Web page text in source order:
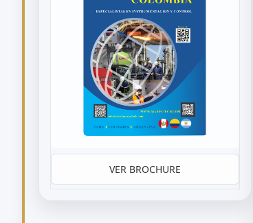
VER BROCHURE